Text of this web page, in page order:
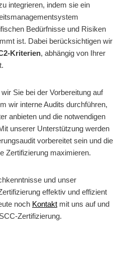
integrieren, indem sie ein
Bedürfnisse und Risiken
ist. Dabei berücksichtigen wir
Kriterien, abhängig von Ihrer
Sie bei der Vorbereitung auf
wir interne Audits durchführen,
anbieten und die notwendigen
unserer Unterstützung werden
vorbereitet sein und die
Zertifizierung maximieren.
und unser
effektiv und effizient
noch Kontakt mit uns auf und
Zertifizierung.